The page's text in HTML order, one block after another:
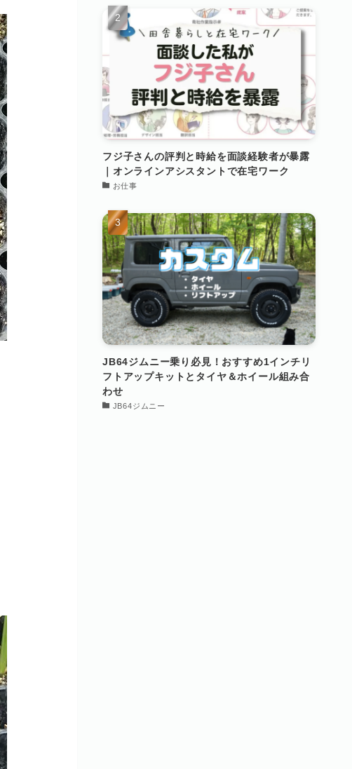
フジ子さんの評判と時給を面談経験者が暴露
｜オンラインアシスタントで在宅ワーク
お仕事
JB64ジムニー乗り必見！おすすめ1インチリ
フトアップキットとタイヤ＆ホイール組み合
わせ
JB64ジムニー